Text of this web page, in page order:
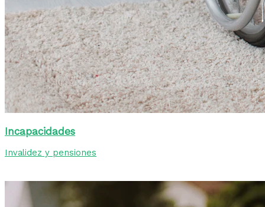
Incapacidades
Invalidez y pensiones